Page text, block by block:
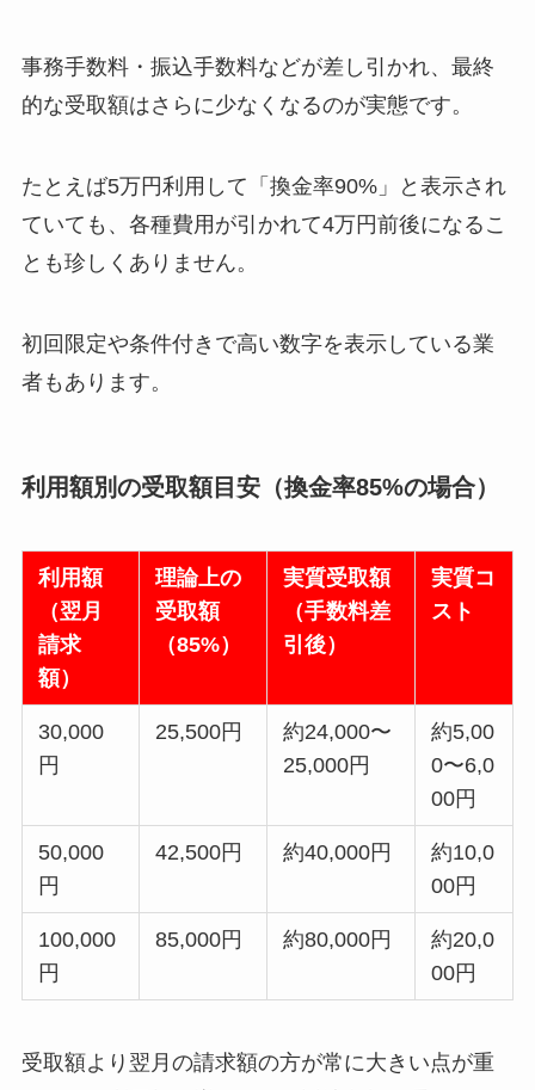
事務手数料・振込手数料などが差し引かれ、最終
的な受取額はさらに少なくなるのが実態です。
たとえば5万円利用して「換金率90%」と表示され
ていても、各種費用が引かれて4万円前後になるこ
とも珍しくありません。
初回限定や条件付きで高い数字を表示している業
者もあります。
利用額別の受取額目安（換金率85%の場合）
利用額
（翌月
請求
額）
理論上の
受取額
（85%）
実質受取額
（手数料差
引後）
実質コ
スト
30,000
円
25,500円
約24,000〜
25,000円
約5,00
0〜6,0
00円
50,000
円
42,500円 約40,000円
約10,0
00円
100,000
円
85,000円 約80,000円
約20,0
00円
受取額より翌月の請求額の方が常に大きい点が重